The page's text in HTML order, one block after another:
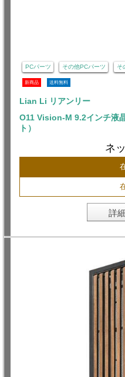
PCパーツ その他PCパーツ そ
新商品 送料無料
Lian Li リアンリー
O11 Vision-M 9.2インチ液
ト）
ネ
詳